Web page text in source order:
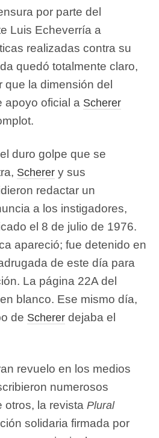
por parte del
Luis Echeverría a
realizadas contra su
quedó totalmente claro,
la dimensión del
apoyo oficial a Scherer
duro golpe que se
Scherer y sus
redactar un
a los instigadores,
el 8 de julio de 1976.
apareció; fue detenido en
de este día para
La página 22A del
blanco. Ese mismo día,
de Scherer dejaba el
revuelo en los medios
numerosos
otros, la revista Plural
solidaria firmada por